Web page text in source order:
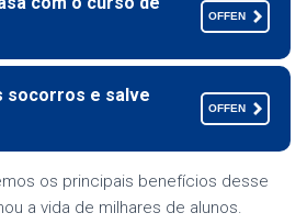
O
N
OFFEN
socorros e salve
OFFEN
os principais benefícios desse
a vida de milhares de alunos.